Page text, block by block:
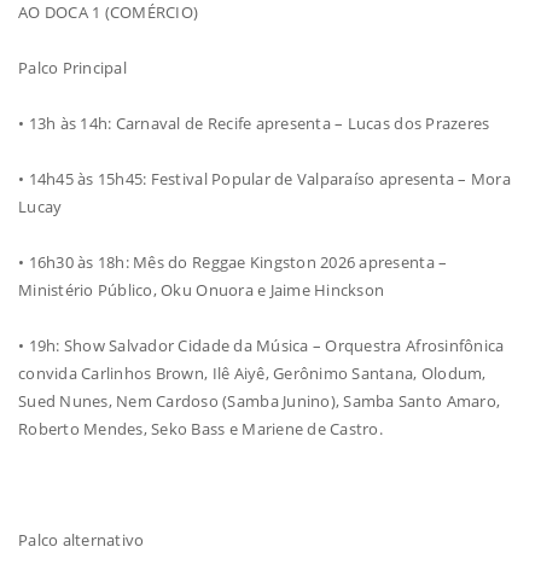
AO DOCA 1 (COMÉRCIO)
Palco Principal
• 13h às 14h: Carnaval de Recife apresenta – Lucas dos Prazeres
• 14h45 às 15h45: Festival Popular de Valparaíso apresenta – Mora
Lucay
• 16h30 às 18h: Mês do Reggae Kingston 2026 apresenta –
Ministério Público, Oku Onuora e Jaime Hinckson
• 19h: Show Salvador Cidade da Música – Orquestra Afrosinfônica
convida Carlinhos Brown, Ilê Aiyê, Gerônimo Santana, Olodum,
Sued Nunes, Nem Cardoso (Samba Junino), Samba Santo Amaro,
Roberto Mendes, Seko Bass e Mariene de Castro.
Palco alternativo